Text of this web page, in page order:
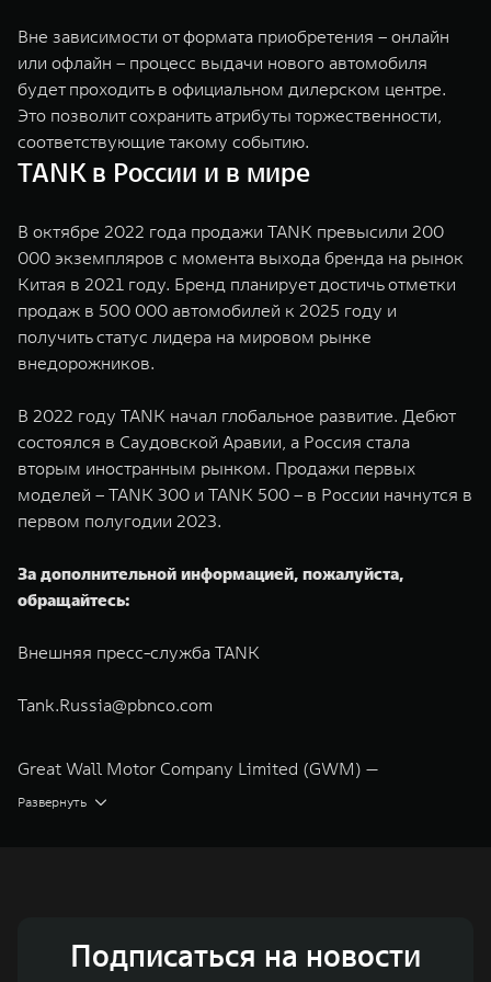
Вне зависимости от формата приобретения – онлайн
или офлайн – процесс выдачи нового автомобиля
будет проходить в официальном дилерском центре.
Это позволит сохранить атрибуты торжественности,
соответствующие такому событию.
TANK в России и в мире
В октябре 2022 года продажи TANK превысили 200
000 экземпляров с момента выхода бренда на рынок
Китая в 2021 году. Бренд планирует достичь отметки
продаж в 500 000 автомобилей к 2025 году и
получить статус лидера на мировом рынке
внедорожников.
В 2022 году TANK начал глобальное развитие. Дебют
состоялся в Саудовской Аравии, а Россия стала
вторым иностранным рынком. Продажи первых
моделей – TANK 300 и TANK 500 – в России начнутся в
первом полугодии 2023.
За дополнительной информацией, пожалуйста,
обращайтесь:
Внешняя пресс-служба TANK
Tank.Russia@pbnco.com
Great Wall Motor Company Limited (GWM) —
глобальный производитель внедорожников,
2011 годах соответственно. Сфера деятельности
Развернуть
Подписаться на новости